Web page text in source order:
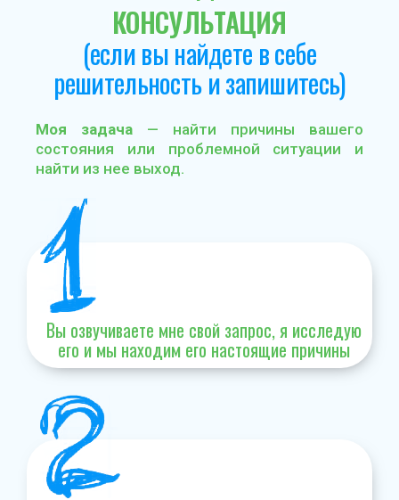
КОНСУЛЬТАЦИЯ
(если вы найдете в себе
решительность и запишитесь)
Моя задача — найти причины вашего
состояния или проблемной ситуации и
найти из нее выход.
Вы озвучиваете мне свой запрос, я исследую
его и мы находим его настоящие причины